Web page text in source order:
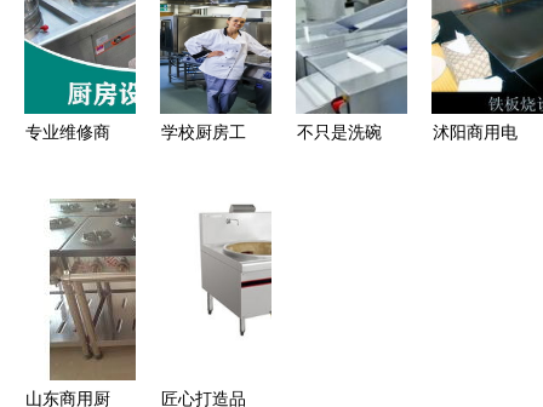
锈钢厨房厨
具】/节能
环保厨具/
学校工厂食
市深圳节能
厨具/环保
厨具生产供
应商_冷冻
型食堂出餐
效率难题
厨房解决方
案
专业维修商
中式油烟机
欧式油烟机
顶侧双吸油
烟机维修
学校厨房工
选择与配置
指南
不只是洗碗
沭阳商用电
山东商用厨 匠心打造品